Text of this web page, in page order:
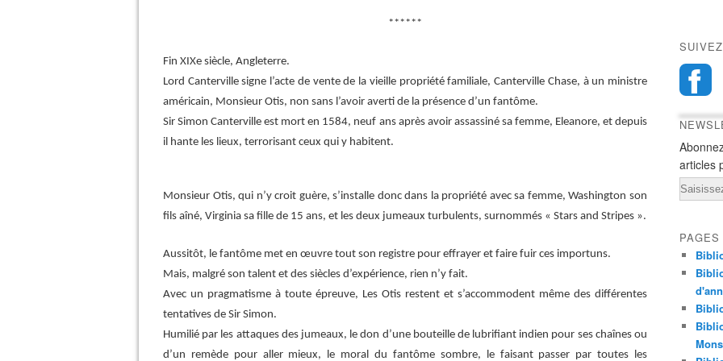
******
Fin XIXe siècle, Angleterre.
Lord Canterville signe l’acte de vente de la vieille propriété familiale, Canterville Chase, à un ministre
américain, Monsieur Otis, non sans l’avoir averti de la présence d’un fantôme.
Sir Simon Canterville est mort en 1584, neuf ans après avoir assassiné sa femme, Eleanore, et depuis
il hante les lieux, terrorisant ceux qui y habitent.
Monsieur Otis, qui n’y croit guère, s’installe donc dans la propriété avec sa femme, Washington son
fils aîné, Virginia sa fille de 15 ans, et les deux jumeaux turbulents, surnommés « Stars and Stripes ».
Aussitôt, le fantôme met en œuvre tout son registre pour effrayer et faire fuir ces importuns.
Mais, malgré son talent et des siècles d’expérience, rien n’y fait.
Avec un pragmatisme à toute épreuve, Les Otis restent et s’accommodent même des différentes
tentatives de Sir Simon.
Humilié par les attaques des jumeaux, le don d’une bouteille de lubrifiant indien pour ses chaînes ou
d’un remède pour aller mieux, le moral du fantôme sombre, le faisant passer par toutes les
articles
Email
PAGES